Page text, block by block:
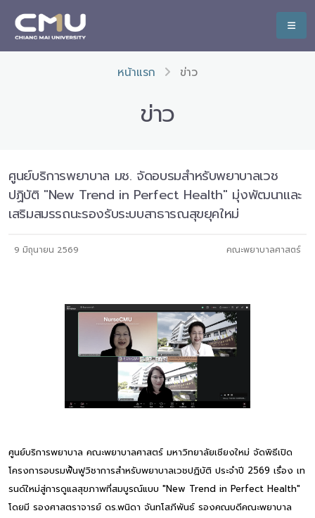
หน้าแรก ข่าว
ข่าว
ศูนย์บริการพยาบาล มช. จัดอบรมสำหรับพยาบาลเวช
ปฏิบัติ "New Trend in Perfect Health" มุ่งพัฒนาและ
เสริมสมรรถนะรองรับระบบสาธารณสุขยุคใหม่
9 มิถุนายน 2569 คณะพยาบาลศาสตร์
ศูนย์บริการพยาบาล คณะพยาบาลศาสตร์ มหาวิทยาลัยเชียงใหม่ จัดพิธีเปิด
โครงการอบรมฟื้นฟูวิชาการสำหรับพยาบาลเวชปฏิบัติ ประจำปี 2569 เรื่อง เท
รนด์ใหม่สู่การดูแลสุขภาพที่สมบูรณ์แบบ "New Trend in Perfect Health"
โดยมี รองศาสตราจารย์ ดร.พนิดา จันทโสภีพันธ์ รองคณบดีคณะพยาบาล